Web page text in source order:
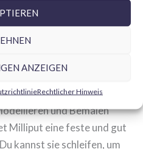
ANZEIGEN
Rechtlicher Hinweis
Elemente oder
Modellen verwendet
Geländebasen,
und Bemalen
Milliput eine feste und gut
kannst sie schleifen, um